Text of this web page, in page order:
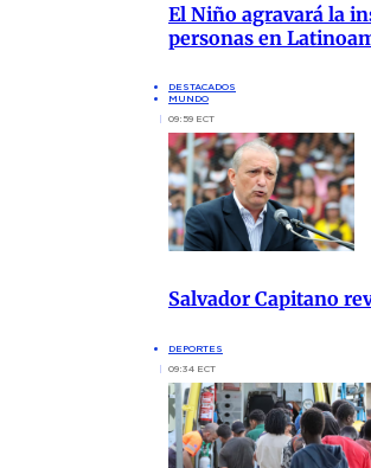
El Niño agravará la
personas en
DESTACADOS
MUNDO
09:59 ECT
Salvador Capitano
DEPORTES
09:34 ECT